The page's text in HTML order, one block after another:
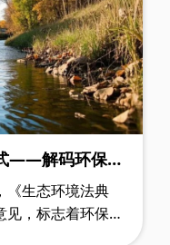
——解码环保产
《生态环境法典
见，标志着环保立